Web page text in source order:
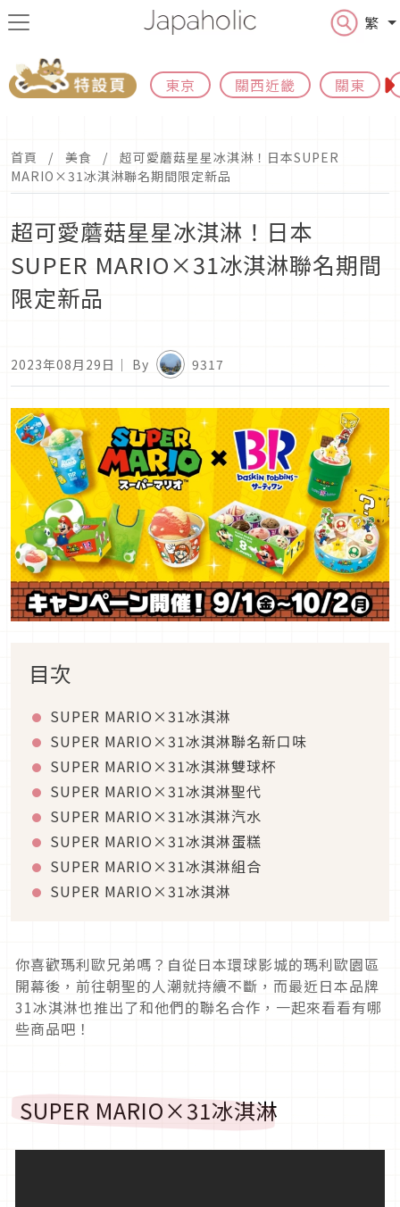
繁
東京 關西近畿 關東
首頁 美食
超可愛蘑菇星星冰淇淋！日本SUPER
MARIO×31冰淇淋聯名期間限定新品
超可愛蘑菇星星冰淇淋！日本
SUPER MARIO×31冰淇淋聯名期間
限定新品
2023年08月29日 ｜ By 9317
目次
SUPER MARIO×31冰淇淋
SUPER MARIO×31冰淇淋聯名新口味
SUPER MARIO×31冰淇淋雙球杯
SUPER MARIO×31冰淇淋聖代
SUPER MARIO×31冰淇淋汽水
SUPER MARIO×31冰淇淋蛋糕
SUPER MARIO×31冰淇淋組合
SUPER MARIO×31冰淇淋
你喜歡瑪利歐兄弟嗎？自從日本環球影城的瑪利歐園區
開幕後，前往朝聖的人潮就持續不斷，而最近日本品牌
31冰淇淋也推出了和他們的聯名合作，一起來看看有哪
些商品吧！
SUPER MARIO×31冰淇淋